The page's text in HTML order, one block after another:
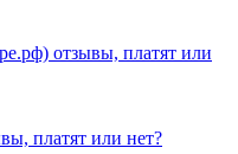
отзывы, платят или
платят или нет?